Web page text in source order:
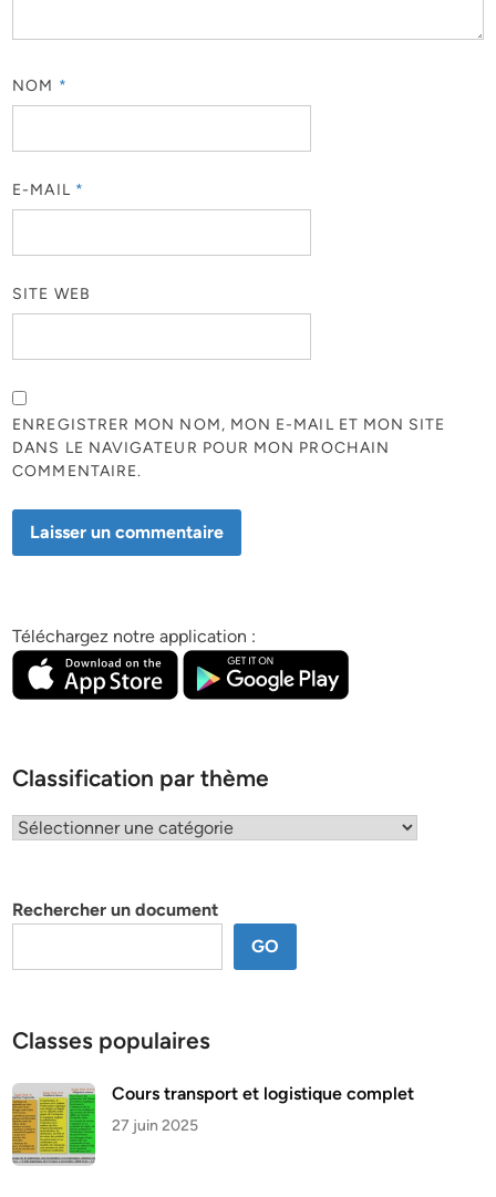
NOM *
E-MAIL *
SITE WEB
ENREGISTRER MON NOM, MON E-MAIL ET MON SITE
DANS LE NAVIGATEUR POUR MON PROCHAIN
COMMENTAIRE.
Téléchargez notre application :
Classification par thème
Classification
Rechercher un document
GO
Classes populaires
Cours transport et logistique complet
27 juin 2025